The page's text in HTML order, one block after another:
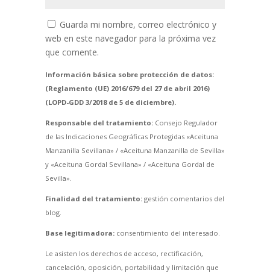
Guarda mi nombre, correo electrónico y
web en este navegador para la próxima vez
que comente.
Información básica sobre protección de datos:
(Reglamento (UE) 2016/679 del 27 de abril 2016)
(LOPD-GDD 3/2018 de 5 de diciembre).
Responsable del tratamiento:Consejo Regulador
de las Indicaciones Geográficas Protegidas «Aceituna
Manzanilla Sevillana» / «Aceituna Manzanilla de Sevilla»
y «Aceituna Gordal Sevillana» / «Aceituna Gordal de
Sevilla».
Finalidad del tratamiento:gestión comentarios del
blog.
Base legitimadora:consentimiento del interesado.
Le asisten los derechos de acceso, rectificación,
cancelación, oposición, portabilidad y limitación que